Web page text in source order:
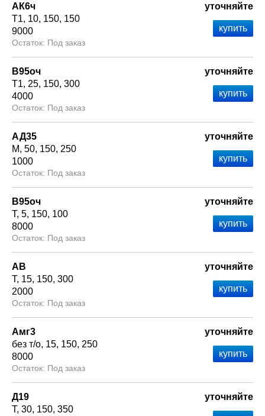
АК6ч
Т1 10 150 150
9000
Под заказ
уточняйте
В95оч
Т1 25 150 300
4000
Под заказ
уточняйте
АД35
М 50 150 250
1000
Под заказ
уточняйте
В95оч
Т 5 150 100
8000
Под заказ
уточняйте
АВ
Т 15 150 300
2000
Под заказ
уточняйте
Амг3
без т/о 15 150 250
8000
Под заказ
уточняйте
Д19
Т 30 150 350
уточняйте